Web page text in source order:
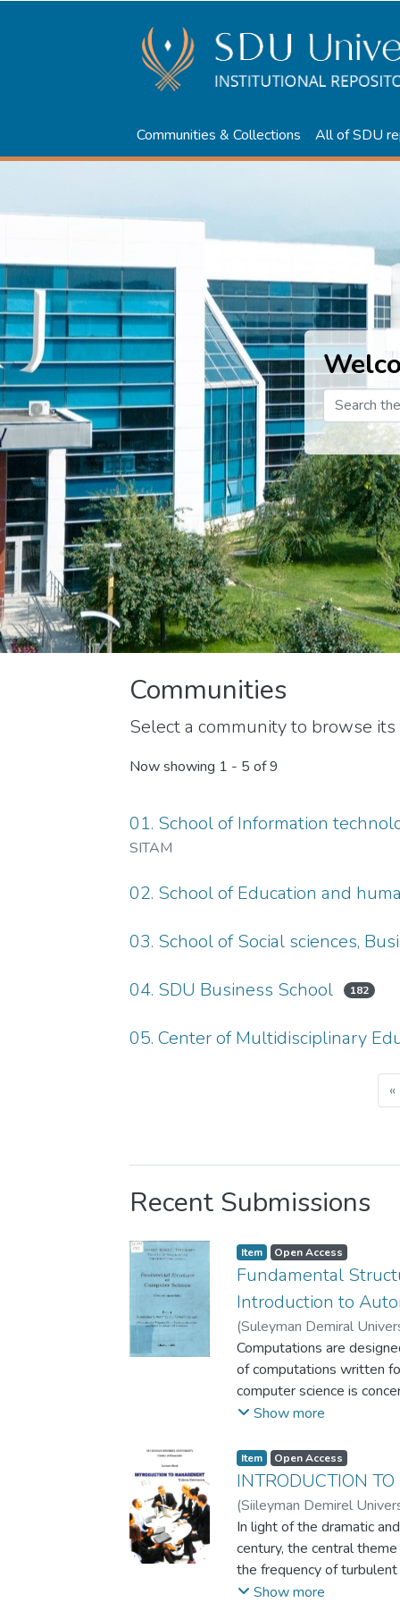
Communities & Collections All of SDU
Communities
Select a community to browse
Now showing 1 - 5 of 9
01. School of Information
SITAM
02. School of Education and
03. School of Social sciences,
04. SDU Business School
182
05. Center of Multidisciplinary
«
Recent Submissions
Item Open Access
Fundamental
Introduction to
(Suleyman Demiral
Computations are
of computations written
computer science is
for designing programs,
involved in the field that
problems, and
accurately communicate
and well-defined
more important
computers, problems,
cases to a study of
Show more
Item Open Access
INTRODUCTION
(Siileyman Demirel
In light of the dramatic
century, the central
the frequency of turbulent
world in which most
Show more